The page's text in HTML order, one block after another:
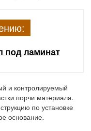
под ламинат
и контролируемый
порчи материала.
по установке
основание.